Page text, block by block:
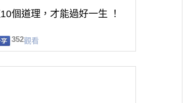
個道理，才能過好一生 ！
352觀看